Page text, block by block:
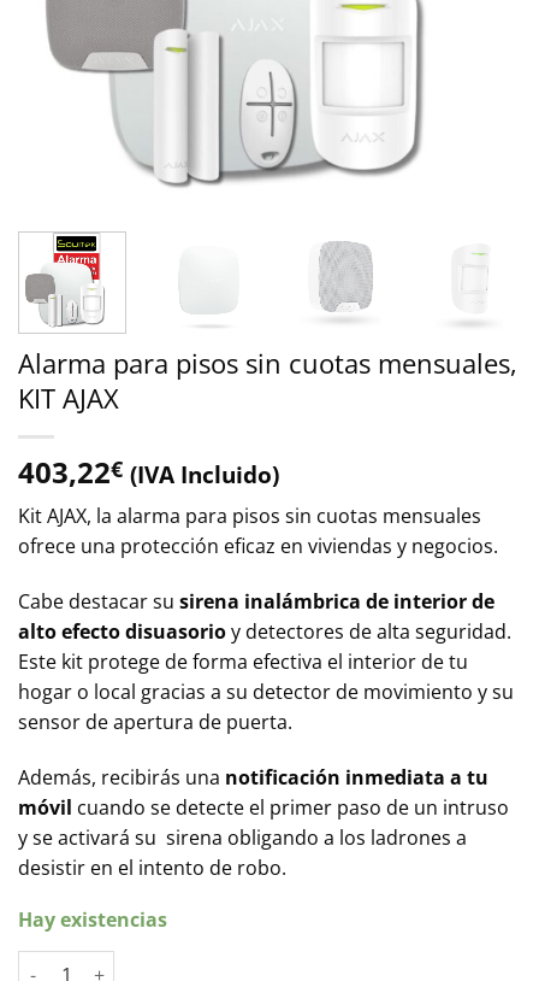
Alarma para pisos sin cuotas mensuales,
KIT AJAX
403,22€ (IVA Incluido)
Kit AJAX, la alarma para pisos sin cuotas mensuales
ofrece una protección eficaz en viviendas y negocios.
Cabe destacar su sirena inalámbrica de interior de
alto efecto disuasorioy detectores de alta seguridad.
Este kit protege de forma efectiva el interior de tu
hogar o local gracias a su detector de movimiento y su
sensor de apertura de puerta.
Además, recibirás una notificación inmediata a tu
móvil cuando se detecte el primer paso de un intruso
y se activará su sirena obligando a los ladrones a
desistir en el intento de robo.
Hay existencias
Alarma para pisos sin cuotas mensuales, KIT AJAX cantidad